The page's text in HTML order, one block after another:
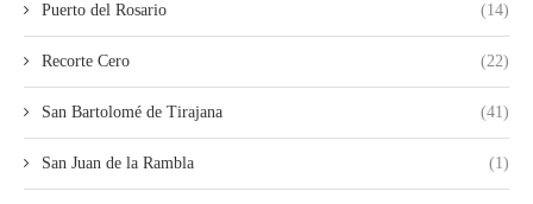
Puerto del Rosario (14)
Recorte Cero (22)
San Bartolomé de Tirajana (41)
San Juan de la Rambla (1)